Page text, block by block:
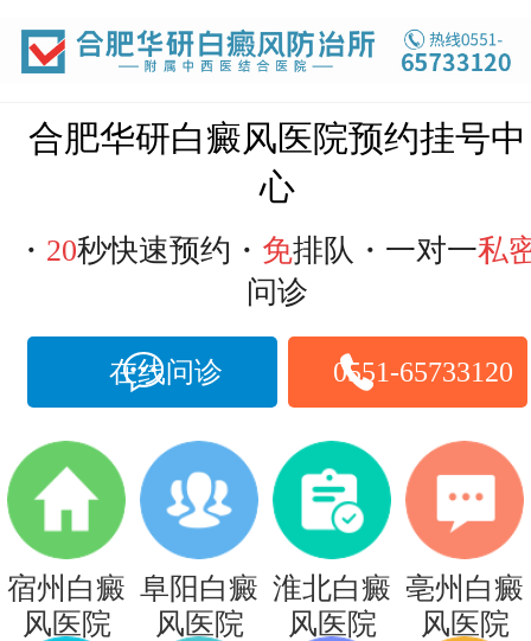
合肥华研白癜风医院预约挂号中
心
・ 20秒快速预约・ 免排队・一对一私
问诊
在线问诊 0551-65733120
宿州白癜
风医院
阜阳白癜
风医院
淮北白癜
风医院
亳州白癜
风医院